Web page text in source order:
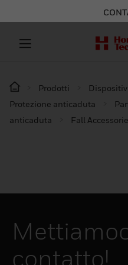
Prodotti
Protezione anticaduta
anticaduta
Fall
contatto!